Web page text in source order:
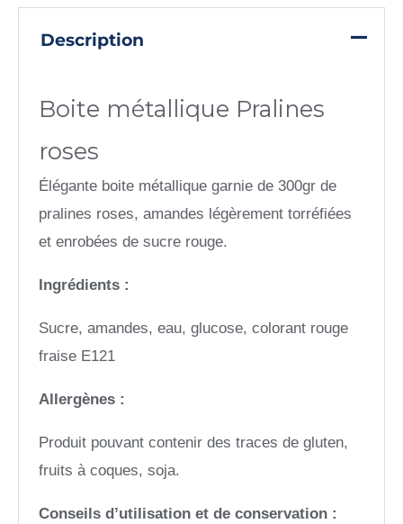
Description
Boite métallique Pralines
roses
Élégante boite métallique garnie de 300gr de
pralines roses, amandes légèrement torréfiées
et enrobées de sucre rouge.
Ingrédients :
Sucre, amandes, eau, glucose, colorant rouge
fraise E121
Allergènes :
Produit pouvant contenir des traces de gluten,
fruits à coques, soja.
Conseils d’utilisation et de conservation :